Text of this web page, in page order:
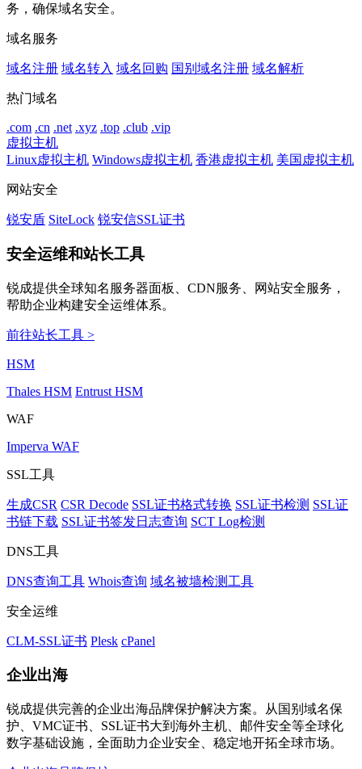
务，确保域名安全。
域名服务
域名注册 域名转入 域名回购 国别域名注册 域名解析
热门域名
.com .cn .net .xyz .top .club .vip
虚拟主机
Linux虚拟主机 Windows虚拟主机 香港虚拟主机 美国虚拟主机
网站安全
锐安盾 SiteLock 锐安信SSL证书
安全运维和站长工具
锐成提供全球知名服务器面板、CDN服务、网站安全服务，
帮助企业构建安全运维体系。
前往站长工具 >
HSM
Thales HSM Entrust HSM
WAF
Imperva WAF
SSL工具
生成CSR CSR Decode SSL证书格式转换 SSL证书检测 SSL证
书链下载 SSL证书签发日志查询 SCT Log检测
DNS工具
DNS查询工具 Whois查询 域名被墙检测工具
安全运维
CLM-SSL证书 Plesk cPanel
企业出海
锐成提供完善的企业出海品牌保护解决方案。从国别域名保
护、VMC证书、SSL证书大到海外主机、邮件安全等全球化
数字基础设施，全面助力企业安全、稳定地开拓全球市场。